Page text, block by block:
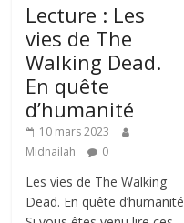
Lecture : Les
vies de The
Walking Dead.
En quête
d’humanité
10 mars 2023
Midnailah
0
Les vies de The Walking
Dead. En quête d’humanité